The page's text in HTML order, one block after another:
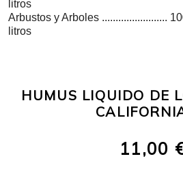
litros
Arbustos y Arboles ........................
litros
HUMUS LIQUIDO DE
11,00